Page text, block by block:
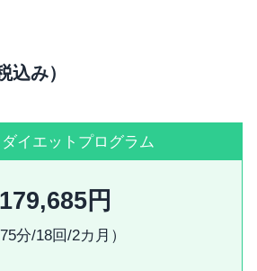
込み）
イエットプログラム
179,685円
75分/18回/2カ月）